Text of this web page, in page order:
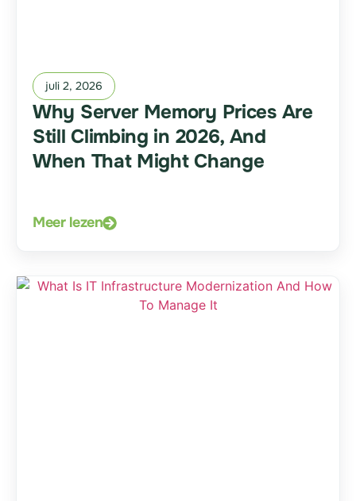
juli 2, 2026
Why Server Memory Prices Are
Still Climbing in 2026, And
When That Might Change
Meer lezen